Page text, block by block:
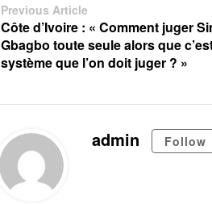
Previous Article
Côte d’Ivoire : « Comment juger
Gbagbo toute seule alors que
système que l’on doit juger ? »
admin Follow